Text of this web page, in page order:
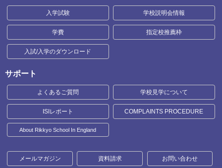
入学試験 学校説明会情報
学費 指定校推薦枠
入試/入学のダウンロード
サポート
よくあるご質問 学校見学について
ISIレポート COMPLAINTS PROCEDURE
About Rikkyo School In England
メールマガジン 資料請求 お問い合わせ